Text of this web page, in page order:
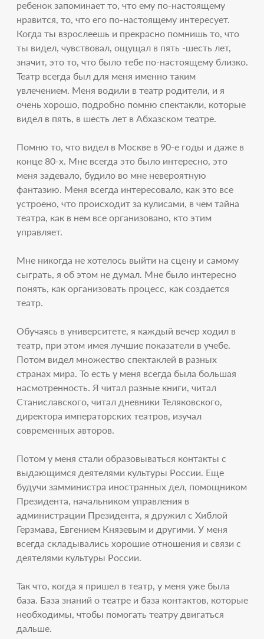
ребенок запоминает то, что ему по-настоящему
нравится, то, что его по-настоящему интересует.
Когда ты взрослеешь и прекрасно помнишь то, что
ты видел, чувствовал, ощущал в пять -шесть лет,
значит, это то, что было тебе по-настоящему близко.
Театр всегда был для меня именно таким
увлечением. Меня водили в театр родители, и я
очень хорошо, подробно помню спектакли, которые
видел в пять, в шесть лет в Абхазском театре.
Помню то, что видел в Москве в 90-е годы и даже в
конце 80-х. Мне всегда это было интересно, это
меня задевало, будило во мне невероятную
фантазию. Меня всегда интересовало, как это все
устроено, что происходит за кулисами, в чем тайна
театра, как в нем все организовано, кто этим
управляет.
Мне никогда не хотелось выйти на сцену и самому
сыграть, я об этом не думал. Мне было интересно
понять, как организовать процесс, как создается
театр.
Обучаясь в университете, я каждый вечер ходил в
театр, при этом имея лучшие показатели в учебе.
Потом видел множество спектаклей в разных
странах мира. То есть у меня всегда была большая
насмотренность. Я читал разные книги, читал
Станиславского, читал дневники Теляковского,
директора императорских театров, изучал
современных авторов.
Потом у меня стали образовываться контакты с
выдающимся деятелями культуры России. Еще
будучи замминистра иностранных дел, помощником
Президента, начальником управления в
администрации Президента, я дружил с Хиблой
Герзмава, Евгением Князевым и другими. У меня
всегда складывались хорошие отношения и связи с
деятелями культуры России.
Так что, когда я пришел в театр, у меня уже была
база. База знаний о театре и база контактов, которые
необходимы, чтобы помогать театру двигаться
дальше.